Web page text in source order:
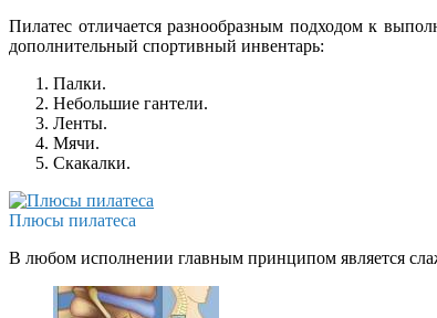
Пилатес отличается разнообразным подходом к
дополнительный спортивный инвентарь:
Палки.
Небольшие гантели.
Ленты.
Мячи.
Скакалки.
Плюсы пилатеса
В любом исполнении главным принципом является